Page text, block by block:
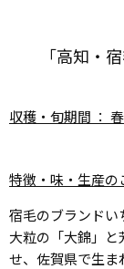
「高知・
収穫・旬期間 ： 春
特徴・味・生産
宿毛のブランドい
大粒の「大錦」
せ、佐賀県で生ま